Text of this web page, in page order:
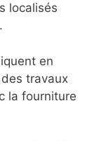
localisés
en
travaux
la fourniture